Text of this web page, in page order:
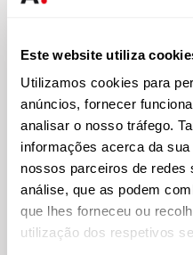
Este website utiliza
Utilizamos cookies para
anúncios, fornecer
analisar o nosso tráfego.
informações acerca da
nossos parceiros de redes
análise, que as podem
que lhes forneceu ou
utilização dos respetivos
Sócia